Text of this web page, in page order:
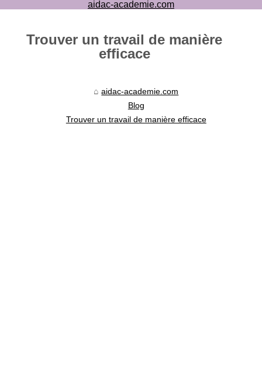
Trouver un travail de manière
efficace
aidac-academie.com
Blog
Trouver un travail de manière efficace
aidac-academie.com